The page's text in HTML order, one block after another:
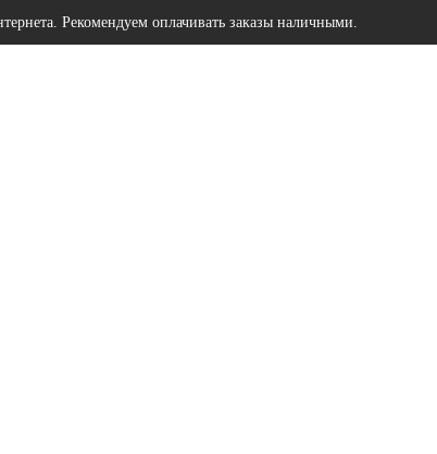
Рекомендуем оплачивать заказы наличными.